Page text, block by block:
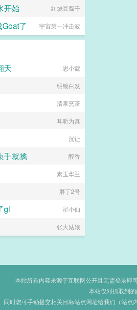
开始 红烧豆腐干
了 宇宙第一冲击波
天
思小蔻
明镜白发
清泉烹茶
耳听为真
沉让
手就擒 醇香
素玉华兰
胖丁2号
gl 星小仙
张大姑娘
本站所有内容来源于互联网公开且无需登录即
本站仅对抓取到
同时您可手动提交相关目标站点网址给我们（站点